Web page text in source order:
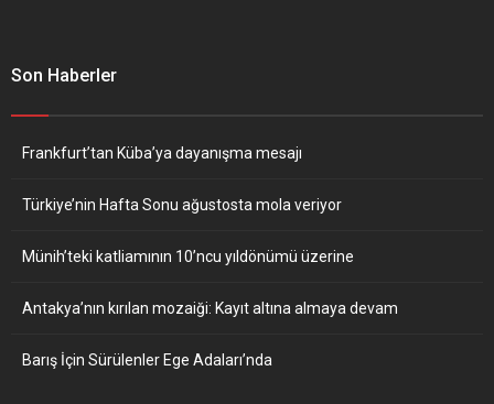
Son Haberler
Frankfurt’tan Küba’ya dayanışma mesajı
Türkiye’nin Hafta Sonu ağustosta mola veriyor
Münih’teki katliamının 10’ncu yıldönümü üzerine
Antakya’nın kırılan mozaiği: Kayıt altına almaya devam
Barış İçin Sürülenler Ege Adaları’nda